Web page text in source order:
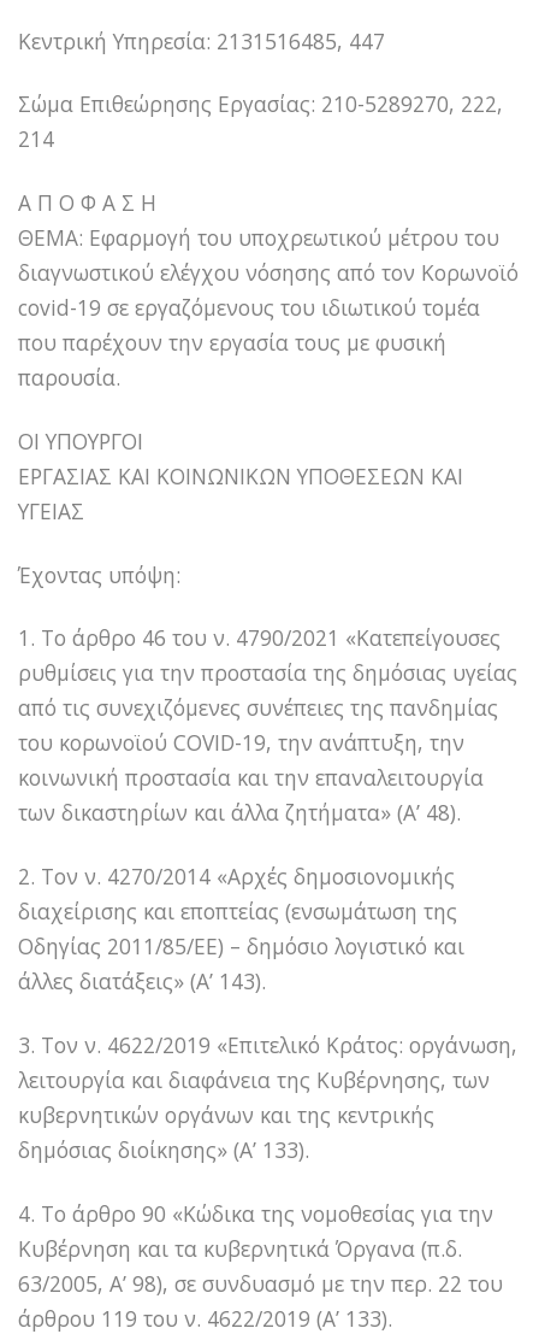
Κεντρική Υπηρεσία: 2131516485, 447
Σώμα Επιθεώρησης Εργασίας: 210-5289270, 222,
214
Α Π Ο Φ Α Σ Η
ΘΕΜΑ: Εφαρμογή του υποχρεωτικού μέτρου του
διαγνωστικού ελέγχου νόσησης από τον Κορωνοϊό
covid-19 σε εργαζόμενους του ιδιωτικού τομέα
που παρέχουν την εργασία τους με φυσική
παρουσία.
ΟΙ ΥΠΟΥΡΓΟΙ
ΕΡΓΑΣΙΑΣ ΚΑΙ ΚΟΙΝΩΝΙΚΩΝ ΥΠΟΘΕΣΕΩΝ ΚΑΙ
ΥΓΕΙΑΣ
Έχοντας υπόψη:
1. Το άρθρο 46 του ν. 4790/2021 «Κατεπείγουσες
ρυθμίσεις για την προστασία της δημόσιας υγείας
από τις συνεχιζόμενες συνέπειες της πανδημίας
του κορωνοϊού COVID-19, την ανάπτυξη, την
κοινωνική προστασία και την επαναλειτουργία
των δικαστηρίων και άλλα ζητήματα» (Α’ 48).
2. Τον ν. 4270/2014 «Αρχές δημοσιονομικής
διαχείρισης και εποπτείας (ενσωμάτωση της
Οδηγίας 2011/85/ΕΕ) – δημόσιο λογιστικό και
άλλες διατάξεις» (Α’ 143).
3. Τον ν. 4622/2019 «Επιτελικό Κράτος: οργάνωση,
λειτουργία και διαφάνεια της Κυβέρνησης, των
κυβερνητικών οργάνων και της κεντρικής
δημόσιας διοίκησης» (Α’ 133).
4. Το άρθρο 90 «Κώδικα της νομοθεσίας για την
Κυβέρνηση και τα κυβερνητικά Όργανα (π.δ.
63/2005, Α’ 98), σε συνδυασμό με την περ. 22 του
άρθρου 119 του ν. 4622/2019 (Α’ 133).